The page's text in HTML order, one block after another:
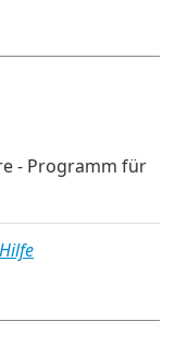
- Programm für
Hilfe